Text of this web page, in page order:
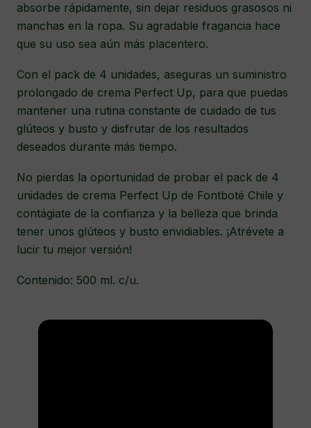
absorbe rápidamente, sin dejar residuos grasosos ni
manchas en la ropa. Su agradable fragancia hace
que su uso sea aún más placentero.
Con el pack de 4 unidades, aseguras un suministro
prolongado de crema Perfect Up, para que puedas
mantener una rutina constante de cuidado de tus
glúteos y busto y disfrutar de los resultados
deseados durante más tiempo.
No pierdas la oportunidad de probar el pack de 4
unidades de crema Perfect Up de Fontboté Chile y
contágiate de la confianza y la belleza que brinda
tener unos glúteos y busto envidiables. ¡Atrévete a
lucir tu mejor versión!
Contenido: 500 ml. c/u.